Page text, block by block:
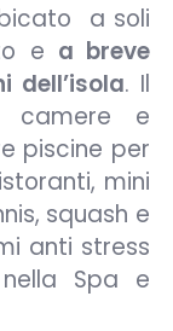
a soli
e a breve
dell’isola. Il
camere e
piscine per
mini
squash e
anti stress
Spa e